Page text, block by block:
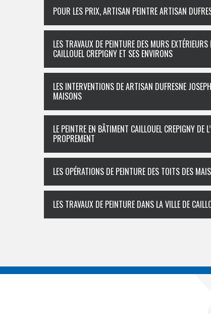
POUR LES PRIX, ARTISAN PEINTRE ARTISAN
LES TRAVAUX DE PEINTURE DES MURS
CAILLOUEL CREPIGNY ET SES ENVIRONS
LES INTERVENTIONS DE ARTISAN DUFRESNE
MAISONS
LE PEINTRE EN BÂTIMENT CAILLOUEL CREPIGNY
PROPREMENT
LES OPÉRATIONS DE PEINTURE DES TOITS DES
LES TRAVAUX DE PEINTURE DANS LA VILLE DE